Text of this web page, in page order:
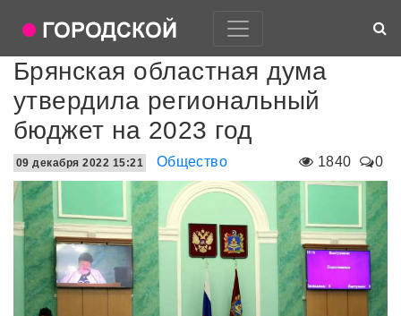
Брянская областная дума
утвердила региональный
бюджет на 2023 год
1840 0
09 декабря 2022 15:21 Общество